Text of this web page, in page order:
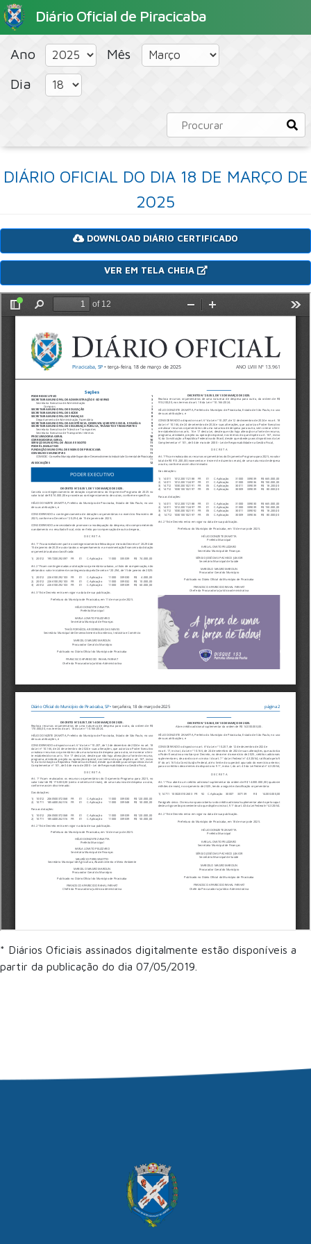
Diário Oficial de Piracicaba
HOME PORTAL CONCURSOS PÚBLICOS
Ano
Mês
Dia
DIÁRIO OFICIAL DO DIA 18 DE MARÇO DE
2025
DOWNLOAD DIÁRIO CERTIFICADO
VER EM TELA CHEIA
* Diários Oficiais assinados digitalmente estão disponíveis a
partir da publicação do dia 07/05/2019.